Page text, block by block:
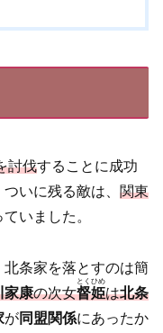
討伐することに成功
いに残る敵は、 関東
いました。
条家を落とすのは簡
家康の次女督姫
とくひめ
は北条
が同盟関係にあったか